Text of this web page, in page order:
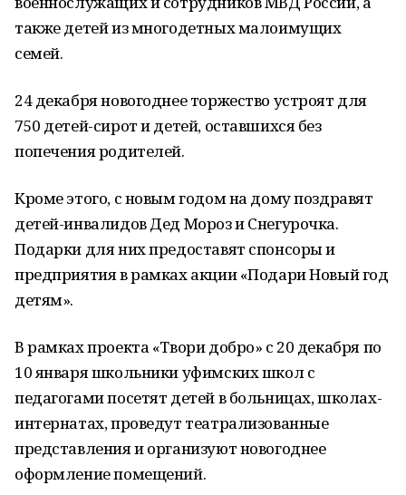
также детей из многодетных малоимущих
семей.
24 декабря новогоднее торжество устроят для
750 детей-сирот и детей, оставшихся без
попечения родителей.
Кроме этого, с новым годом на дому поздравят
детей-инвалидов Дед Мороз и Снегурочка.
Подарки для них предоставят спонсоры и
предприятия в рамках акции «Подари Новый год
детям».
В рамках проекта «Твори добро» с 20 декабря по
10 января школьники уфимских школ с
педагогами посетят детей в больницах, школах-
интернатах, проведут театрализованные
представления и организуют новогоднее
оформление помещений.